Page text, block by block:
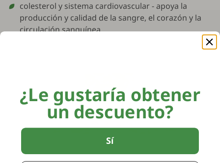
colesterol y sistema cardiovascular - apoya la
producción y calidad de la sangre, el corazón y la
circulación sanguínea.
¿Le gustaría obtener
un descuento?
Sí